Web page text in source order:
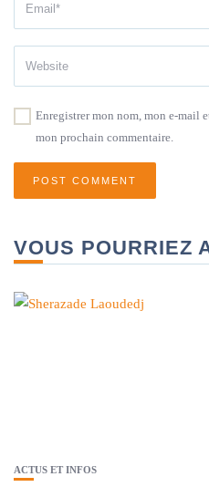
Enregistrer mon nom, mon e-mail
mon prochain commentaire.
VOUS POURRIEZ
ACTUS ET INFOS